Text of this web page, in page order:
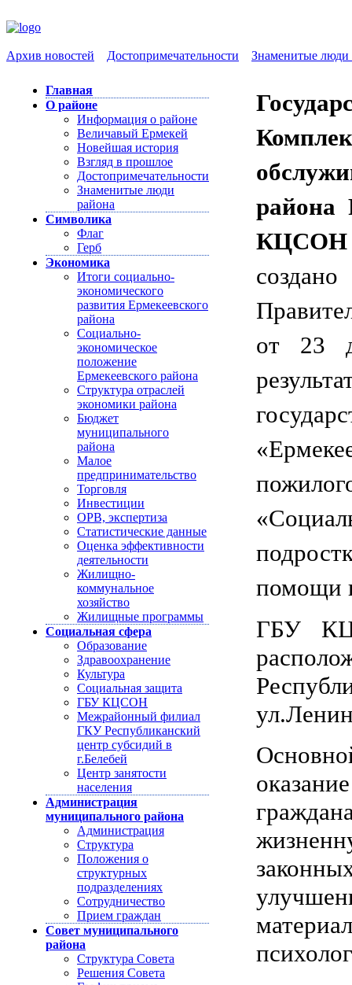
Архив новостей Достопримечательности Знаменитые люди
Главная
О районе
Информация о районе
Величавый Ермекей
Новейшая история
Взгляд в прошлое
Достопримечательности
Знаменитые люди
района
Символика
Флаг
Герб
Экономика
Итоги социально-
экономического
развития Ермекеевского
района
Социально-
экономическое
положение
Ермекеевского района
Структура отраслей
экономики района
Бюджет
муниципального
района
Малое
предпринимательство
Торговля
Инвестиции
ОРВ, экспертиза
Статистические данные
Оценка эффективности
деятельности
Жилищно-
коммунальное
хозяйство
Жилищные программы
Социальная сфера
Образование
Здравоохранение
Культура
Социальная защита
ГБУ КЦСОН
Межрайонный филиал
ГКУ Республиканский
центр субсидий в
г.Белебей
Центр занятости
населения
Администрация
муниципального района
Администрация
Структура
Положения о
структурных
подразделениях
Сотрудничество
Прием граждан
Совет муниципального
района
Структура Совета
Решения Совета
района
КЦСОН
от 23
помощи
ГБУ